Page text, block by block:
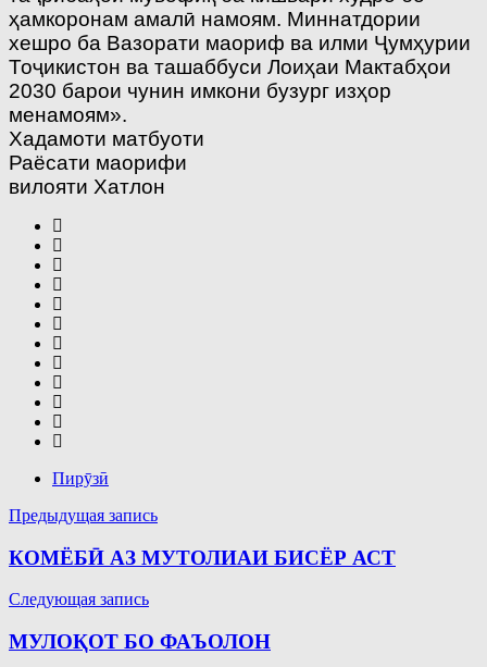
ҳамкоронам амалӣ намоям. Миннатдории
хешро ба Вазорати маориф ва илми Ҷумҳурии
Тоҷикистон ва ташаббуси Лоиҳаи Мактабҳои
2030 барои чунин имкони бузург изҳор
менамоям».
Хадамоти матбуоти
Раёсати маорифи
вилояти Хатлон
Пирӯзӣ
Навигация
по
Предыдущая запись
КОМЁБӢ АЗ МУТОЛИАИ БИСЁР АСТ
Следующая запись
МУЛОҚОТ БО ФАЪОЛОН